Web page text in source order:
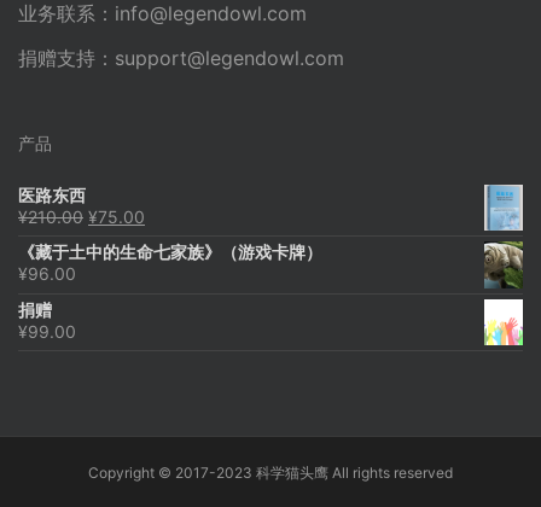
业务联系： info@legendowl.com
捐赠支持： support@legendowl.com
产品
医路东西
¥210.00 原
为：
¥75.00
价
《藏于土中的生命七家族》（游戏卡牌）
¥96.00
捐赠
¥99.00
Copyright © 2017-2023 科学猫头鹰 All rights reserved